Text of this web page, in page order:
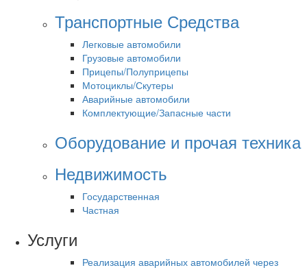
Транспортные Средства
Легковые автомобили
Грузовые автомобили
Прицепы/Полуприцепы
Мотоциклы/Скутеры
Аварийные автомобили
Комплектующие/Запасные части
Оборудование и прочая техника
Недвижимость
Государственная
Частная
Услуги
Реализация аварийных автомобилей через